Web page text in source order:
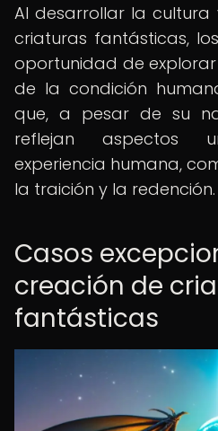
Al desarrollar la
criaturas fantásticas,
oportunidad de
de la condición
que, a pesar de su
reflejan aspectos
experiencia humana,
la traición y la redención.
Casos
creación de
fantásticas